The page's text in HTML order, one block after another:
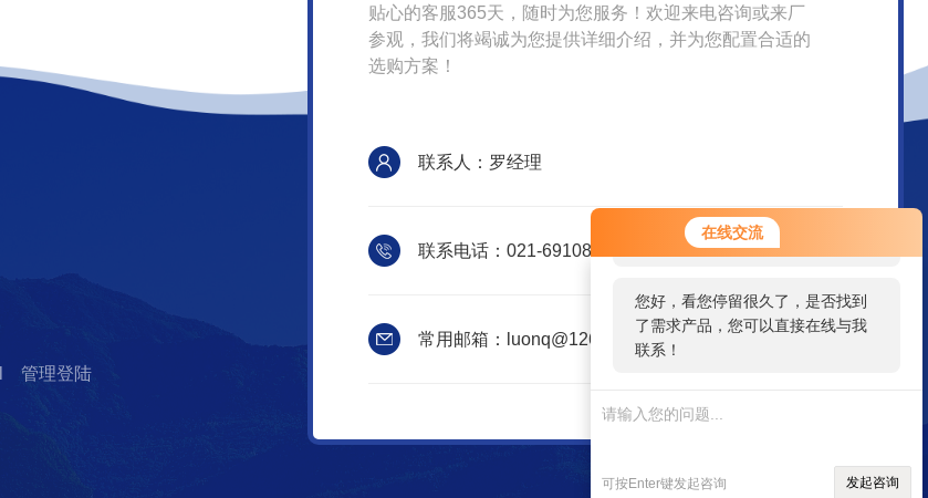
在线交流
您好！欢迎前来咨询，很高兴为您
服务，请问您要咨询什么问题呢？
您好，看您停留很久了，是否找到
了需求产品，您可以直接在线与我
联系！
可按Enter键发起咨询 发起咨询
管理登陆
贴心的客服365天，随时为您服务！欢迎来电咨询或来厂
参观，我们将竭诚为您提供详细介绍，并为您配置合适的
选购方案！
联系人：罗经理
联系电话：021-69108153
常用邮箱：luonq@126.com